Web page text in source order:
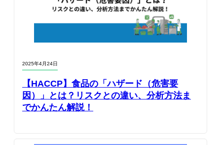
2025年4月24日
【HACCP】食品の「ハザード（危害要
因）」とは？リスクとの違い、分析方法ま
でかんたん解説！